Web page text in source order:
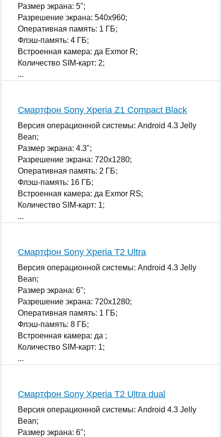
Размер экрана: 5";
Разрешение экрана: 540x960;
Оперативная память: 1 ГБ;
Флэш-память: 4 ГБ;
Встроенная камера: да Exmor R;
Количество SIM-карт: 2;
...
Смартфон Sony Xperia Z1 Compact Black
Версия операционной системы: Android 4.3 Jelly
Bean;
Размер экрана: 4.3";
Разрешение экрана: 720x1280;
Оперативная память: 2 ГБ;
Флэш-память: 16 ГБ;
Встроенная камера: да Exmor RS;
Количество SIM-карт: 1;
...
Смартфон Sony Xperia T2 Ultra
Версия операционной системы: Android 4.3 Jelly
Bean;
Размер экрана: 6";
Разрешение экрана: 720x1280;
Оперативная память: 1 ГБ;
Флэш-память: 8 ГБ;
Встроенная камера: да ;
Количество SIM-карт: 1;
...
Смартфон Sony Xperia T2 Ultra dual
Версия операционной системы: Android 4.3 Jelly
Bean;
Размер экрана: 6";